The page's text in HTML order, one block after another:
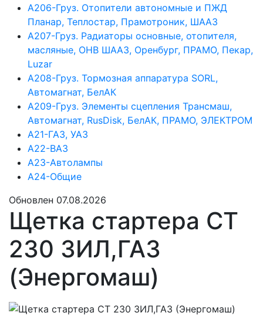
А206-Груз. Отопители автономные и ПЖД
Планар, Теплостар, Прамотроник, ШААЗ
А207-Груз. Радиаторы основные, отопителя,
масляные, ОНВ ШААЗ, Оренбург, ПРАМО, Пекар,
Luzar
А208-Груз. Тормозная аппаратура SORL,
Автомагнат, БелАК
А209-Груз. Элементы сцепления Трансмаш,
Автомагнат, RusDisk, БелАК, ПРАМО, ЭЛЕКТРОМ
А21-ГАЗ, УАЗ
А22-ВАЗ
А23-Автолампы
А24-Общие
Обновлен 07.08.2026
Щетка стартера СТ
230 ЗИЛ,ГАЗ
(Энергомаш)